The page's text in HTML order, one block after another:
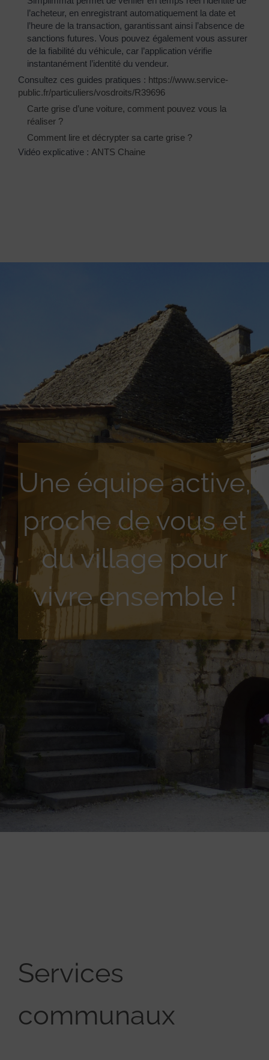
l’acheteur, en enregistrant automatiquement la date et
l’heure de la transaction, garantissant ainsi l’absence de
sanctions futures. Vous pouvez également vous assurer
de la fiabilité du véhicule, car l’application vérifie
instantanément l’identité du vendeur.
Consultez ces guides pratiques : https://www.service-
public.fr/particuliers/vosdroits/R39696
Carte grise d’une voiture, comment pouvez vous la
réaliser ?
Comment lire et décrypter sa carte grise ?
Vidéo explicative : ANTS Chaine
Une équipe active,
proche de vous et
du village pour
vivre ensemble !
Services
communaux